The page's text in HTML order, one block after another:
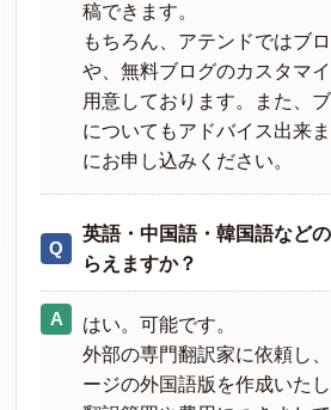
稿できます。
もちろん、アテンドではブ
や、無料ブログのカスタマ
用意しております。また、
についてもアドバイス出来
にお申し込みください。
英語・中国語・韓国語など
らえますか？
はい。可能です。
外部の専門翻訳家に依頼し
ージの外国語版を作成いたし